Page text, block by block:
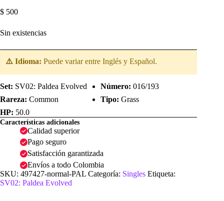
$ 500
Sin existencias
⚠️ Idioma: Puede variar entre Inglés y Español.
Set: SV02: Paldea Evolved Número: 016/193
Rareza: Common Tipo: Grass
HP: 50.0
Características adicionales
Calidad superior
Pago seguro
Satisfacción garantizada
Envíos a todo Colombia
SKU: 497427-normal-PAL Categoría: Singles Etiqueta:
SV02: Paldea Evolved